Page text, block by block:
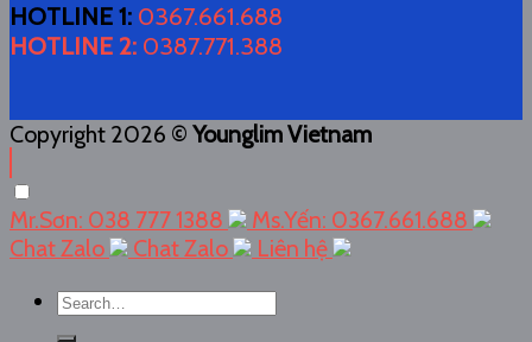
HOTLINE 1: 0367.661.688
HOTLINE 2: 0387.771.388
Copyright 2026 © Younglim Vietnam
Mr.Sơn: 038 777 1388
Ms.Yến: 0367.661.688
Chat Zalo
Chat Zalo
Liên hệ
Search